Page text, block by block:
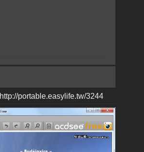
http://portable.easylife.tw/3244